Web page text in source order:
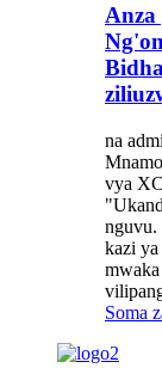
na
vya
nguvu.
kazi
Soma